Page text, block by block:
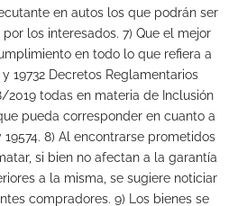
en autos los que podrán ser
los interesados. 7) Que el mejor
en todo lo que refiera a
y 19732 Decretos Reglamentarios
2019 todas en materia de Inclusión
pueda corresponder en cuanto a
19574. 8) Al encontrarse prometidos
si bien no afectan a la garantía
a la misma, se sugiere noticiar
compradores. 9) Los bienes se